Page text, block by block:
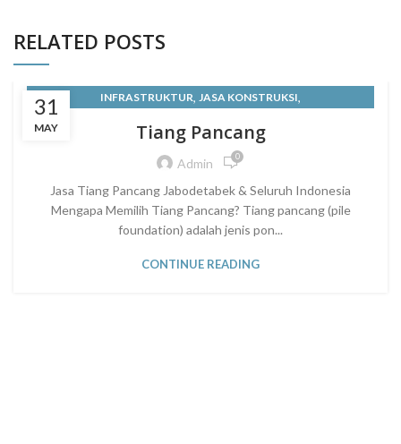
RELATED POSTS
31
MAY
INFRASTRUKTUR, JASA KONSTRUKSI,
JABODETABEK
,
KEUNGGULAN TIANG PANCANG BETON PRACETAK DARI PT
SEMESTA PONDASI MAS
KONSTRUKSI BANGUNAN,LAYANAN KONSTRUKSI
Tiang Pancang
Admin 0
Jasa Tiang Pancang Jabodetabek & Seluruh Indonesia
Mengapa Memilih Tiang Pancang? Tiang pancang (pile
foundation) adalah jenis pon...
CONTINUE READING